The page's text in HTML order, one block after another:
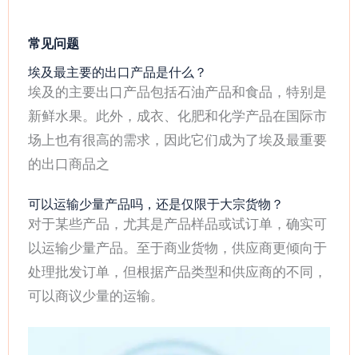
常见问题
埃及最主要的出口产品是什么？
埃及的主要出口产品包括石油产品和食品，特别是
新鲜水果。此外，成衣、化肥和化学产品在国际市
场上也有很高的需求，因此它们成为了埃及最重要
的出口商品之
可以运输少量产品吗，还是仅限于大宗货物？
对于某些产品，尤其是产品样品或试订单，确实可
以运输少量产品。至于商业货物，供应商更倾向于
处理批发订单，但根据产品类型和供应商的不同，
可以商议少量的运输。